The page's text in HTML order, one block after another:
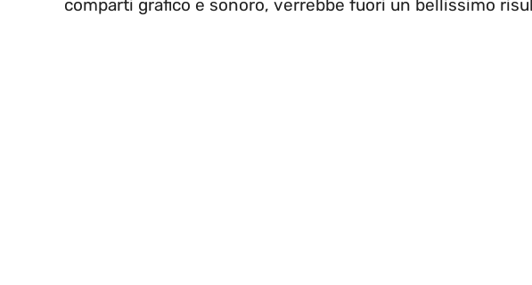
comparti grafico e sonoro, verrebbe fuori un bellissimo